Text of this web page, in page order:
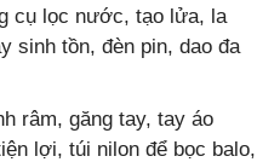
cụ lọc nước, tạo lửa, la
sinh tồn, đèn pin, dao đa
râm, găng tay, tay áo
lợi, túi nilon để bọc balo,